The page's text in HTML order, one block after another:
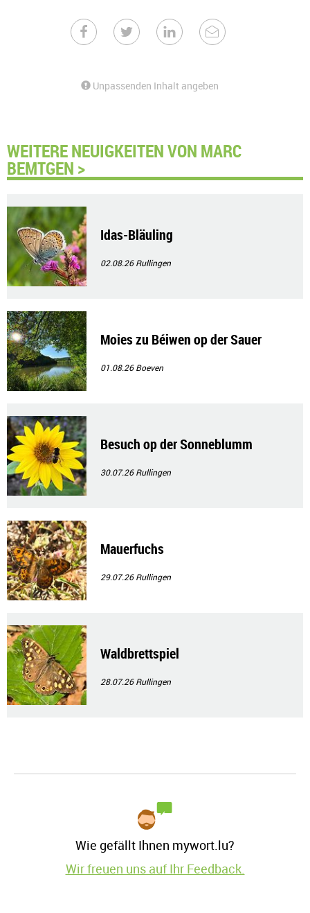
Unpassenden Inhalt angeben
WEITERE NEUIGKEITEN VON MARC
BEMTGEN >
Idas-Bläuling
02.08.26Rullingen
Moies zu Béiwen op der Sauer
01.08.26Boeven
Besuch op der Sonneblumm
30.07.26Rullingen
Mauerfuchs
29.07.26Rullingen
Waldbrettspiel
28.07.26Rullingen
Wie gefällt Ihnen mywort.lu?
Wir freuen uns auf Ihr Feedback.